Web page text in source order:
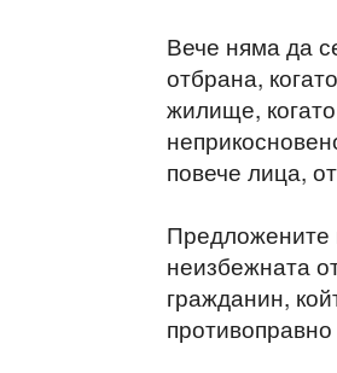
Вече няма да
отбрана,
жилище,
повече лица,
Предложените
неизбежната
гражданин,